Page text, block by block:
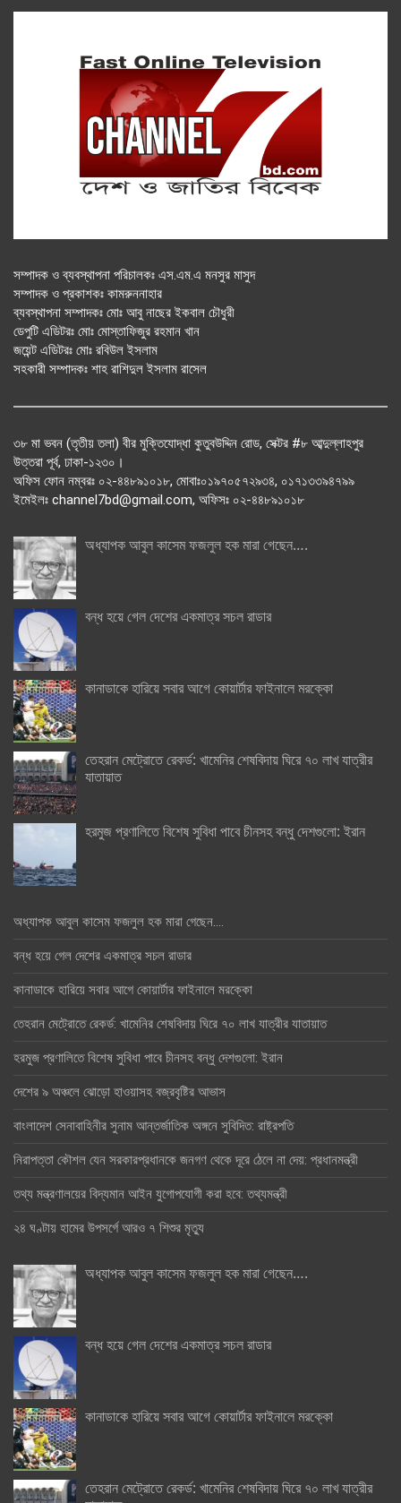
সম্পাদক ও ব্যবস্থাপনা পরিচালকঃ এস.এম.এ মনসুর মাসুদ
সম্পাদক ও প্রকাশকঃ কামরুননাহার
ব্যবস্থাপনা সম্পাদকঃ মোঃ আবু নাছের ইকবাল চৌধুরী
ডেপুটি এডিটরঃ মোঃ মোস্তাফিজুর রহমান খান
জয়েন্ট এডিটরঃ মোঃ রবিউল ইসলাম
সহকারী সম্পাদকঃ শাহ রাশিদুল ইসলাম রাসেল
৩৮ মা ভবন (তৃতীয় তলা) বীর মুক্তিযোদ্ধা কুতুবউদ্দিন রোড, সেক্টর #৮ আব্দুল্লাহপুর
উত্তরা পূর্ব, ঢাকা-১২৩০।
অফিস ফোন নম্বরঃ ০২-৪৪৮৯১০১৮, মোবাঃ০১৯৭০৫৭২৯৩৪, ০১৭১৩৩৯৪৭৯৯
ইমেইলঃ channel7bd@gmail.com, অফিসঃ ০২-৪৪৮৯১০১৮
অধ্যাপক আবুল কাসেম ফজলুল হক মারা গেছেন….
বন্ধ হয়ে গেল দেশের একমাত্র সচল রাডার
কানাডাকে হারিয়ে সবার আগে কোয়ার্টার ফাইনালে মরক্কো
তেহরান মেট্রোতে রেকর্ড: খামেনির শেষবিদায় ঘিরে ৭০ লাখ যাত্রীর
যাতায়াত
হরমুজ প্রণালিতে বিশেষ সুবিধা পাবে চীনসহ বন্ধু দেশগুলো: ইরান
অধ্যাপক আবুল কাসেম ফজলুল হক মারা গেছেন….
বন্ধ হয়ে গেল দেশের একমাত্র সচল রাডার
কানাডাকে হারিয়ে সবার আগে কোয়ার্টার ফাইনালে মরক্কো
তেহরান মেট্রোতে রেকর্ড: খামেনির শেষবিদায় ঘিরে ৭০ লাখ যাত্রীর যাতায়াত
হরমুজ প্রণালিতে বিশেষ সুবিধা পাবে চীনসহ বন্ধু দেশগুলো: ইরান
দেশের ৯ অঞ্চলে ঝোড়ো হাওয়াসহ বজ্রবৃষ্টির আভাস
বাংলাদেশ সেনাবাহিনীর সুনাম আন্তর্জাতিক অঙ্গনে সুবিদিত: রাষ্ট্রপতি
নিরাপত্তা কৌশল যেন সরকারপ্রধানকে জনগণ থেকে দূরে ঠেলে না দেয়: প্রধানমন্ত্রী
তথ্য মন্ত্রণালয়ের বিদ্যমান আইন যুগোপযোগী করা হবে: তথ্যমন্ত্রী
২৪ ঘণ্টায় হামের উপসর্গে আরও ৭ শিশুর মৃত্যু
অধ্যাপক আবুল কাসেম ফজলুল হক মারা গেছেন….
বন্ধ হয়ে গেল দেশের একমাত্র সচল রাডার
কানাডাকে হারিয়ে সবার আগে কোয়ার্টার ফাইনালে মরক্কো
তেহরান মেট্রোতে রেকর্ড: খামেনির শেষবিদায় ঘিরে ৭০ লাখ যাত্রীর